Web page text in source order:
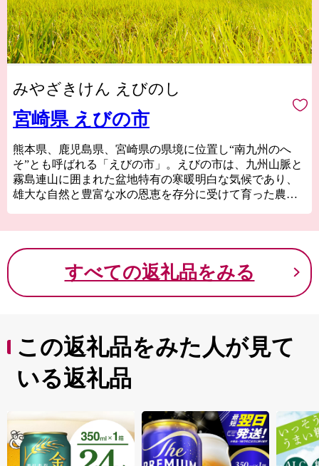
みやざきけん えびのし
宮崎県 えびの市
熊本県、鹿児島県、宮崎県の県境に位置し“南九州のへ
そ”とも呼ばれる「えびの市」。えびの市は、九州山脈と
霧島連山に囲まれた盆地特有の寒暖明白な気候であり、
雄大な自然と豊富な水の恩恵を存分に受けて育った農畜
韓国岳。加久藤峠や矢岳高原から見下ろす風光明媚な田
園風景は、えびのを象徴する風景の一つです。
また、県下有数の温泉地としても知られ、まちのいたる
ところに温泉施設が点在しており、各温泉で源泉が異な
すべての返礼品をみる
この返礼品をみた人が見て
いる返礼品